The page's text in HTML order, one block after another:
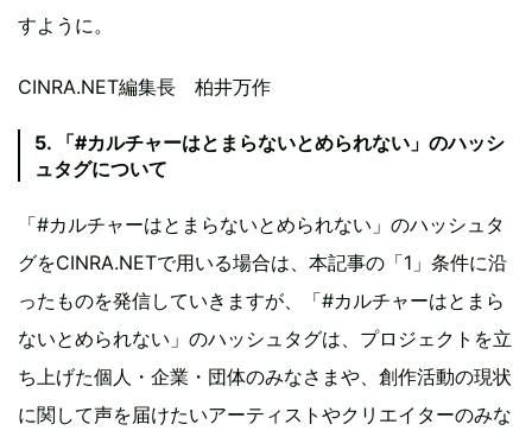
すように。
CINRA.NET編集長 柏井万作
5. 「#カルチャーはとまらないとめられない」のハッシ
ュタグについて
「#カルチャーはとまらないとめられない」のハッシュタ
グをCINRA.NETで用いる場合は、本記事の「1」条件に沿
ったものを発信していきますが、「#カルチャーはとまら
ないとめられない」のハッシュタグは、プロジェクトを立
ち上げた個人・企業・団体のみなさまや、創作活動の現状
に関して声を届けたいアーティストやクリエイターのみな